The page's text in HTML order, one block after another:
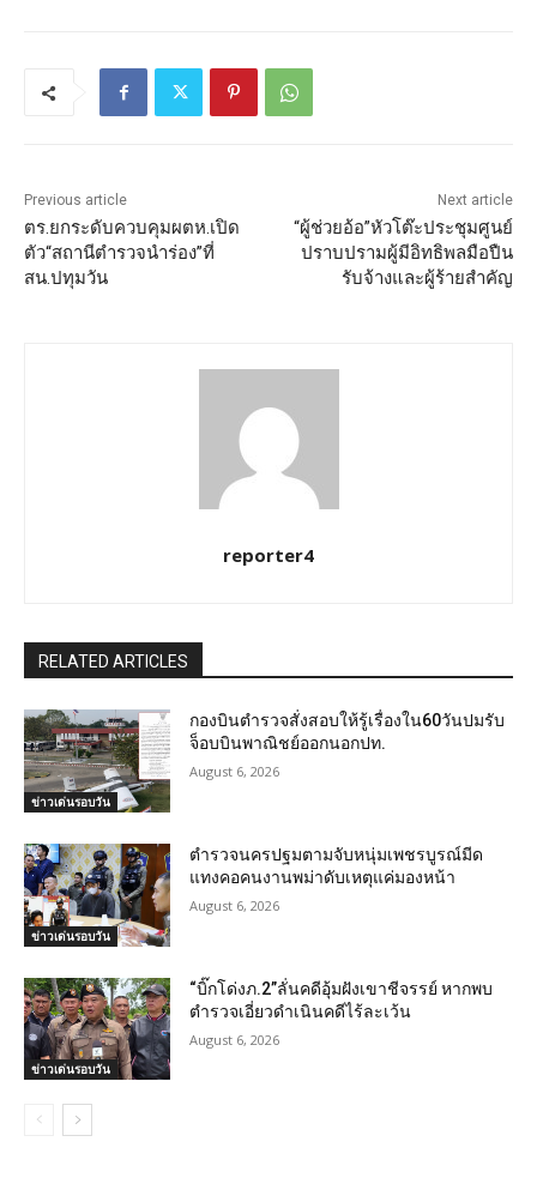
Previous article
ตร.ยกระดับควบคุมผตห.เปิด
ตัว“สถานีตำรวจนำร่อง”ที่
สน.ปทุมวัน
Next article
“ผู้ช่วยอ้อ”หัวโต๊ะประชุมศูนย์
ปราบปรามผู้มีอิทธิพลมือปืน
รับจ้างและผู้ร้ายสำคัญ
reporter4
RELATED ARTICLES
ข่าวเด่นรอบวัน
กองบินตำรวจสั่งสอบให้รู้เรื่องใน60วันปมรับ
จ็อบบินพาณิชย์ออกนอกปท.
August 6, 2026
ข่าวเด่นรอบวัน
ตำรวจนครปฐมตามจับหนุ่มเพชรบูรณ์มีด
แทงคอคนงานพม่าดับเหตุแค่มองหน้า
August 6, 2026
ข่าวเด่นรอบวัน
“บิ๊กโด่งภ.2”ลั่นคดีอุ้มฝังเขาชีจรรย์ หากพบ
ตำรวจเอี่ยวดำเนินคดีไร้ละเว้น
August 6, 2026